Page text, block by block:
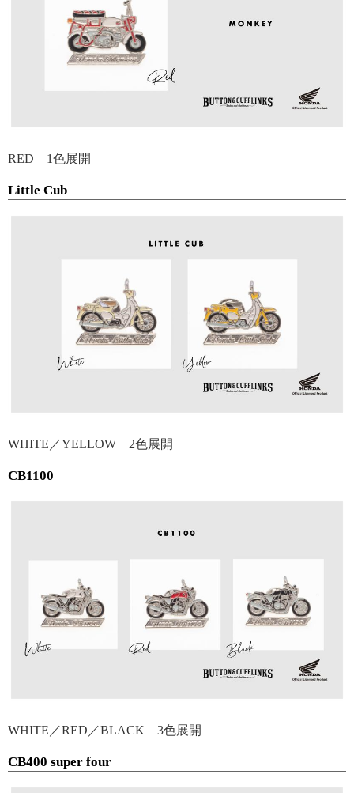
RED 1色展開
Little Cub
WHITE／YELLOW 2色展開
CB1100
WHITE／RED／BLACK 3色展開
CB400 super four